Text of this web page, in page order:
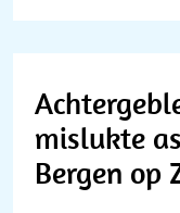
mislukte
Bergen op